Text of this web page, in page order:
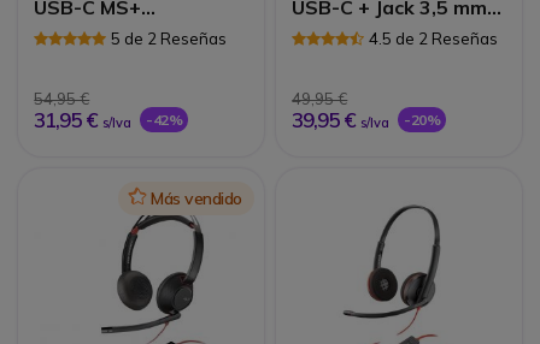
USB-C MS+
Adaptador USB-C/A
5 de 2 Reseñas
54,95 €
31,95 € s/Iva -42%
USB-C + Jack 3,5 mm+
Adaptador USB-C/A
(Bulk)
4.5 de 2 Reseñas
49,95 €
39,95 € s/Iva -20%
IconMás vendido